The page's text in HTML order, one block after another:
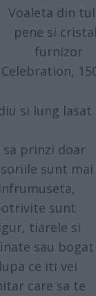
Voaleta din
pene si
furnizor
Celebration,
si lung lasat
sa prinzi doar
sunt mai
sunt
tiarele si
sau bogat
ce iti vei
care sa te